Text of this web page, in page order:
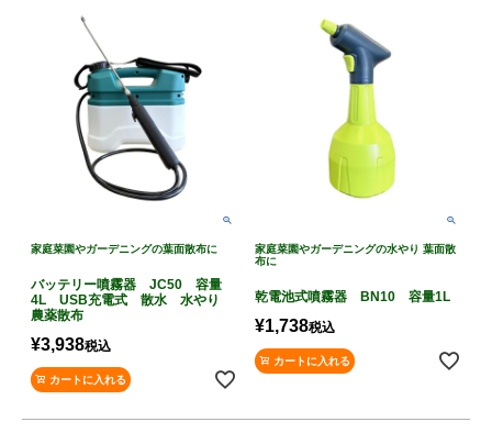
家庭菜園やガーデニングの葉面散布に
バッテリー噴霧器 JC50 容量
4L USB充電式 散水 水やり
農薬散布
¥3,938税込
カートに入れる
家庭菜園やガーデニングの水やり 葉面散
布に
乾電池式噴霧器 BN10 容量1L
¥1,738税込
カートに入れる